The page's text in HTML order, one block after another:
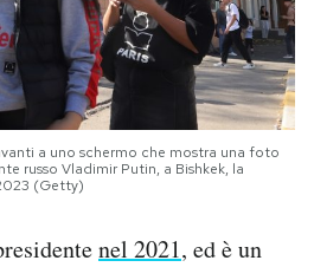
a uno schermo che mostra una foto
russo Vladimir Putin, a Bishkek, la
(Getty)
nel 2021, ed è un